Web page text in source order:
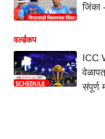
जिंका
वर्ल्डकप
ICC
संपूर्ण